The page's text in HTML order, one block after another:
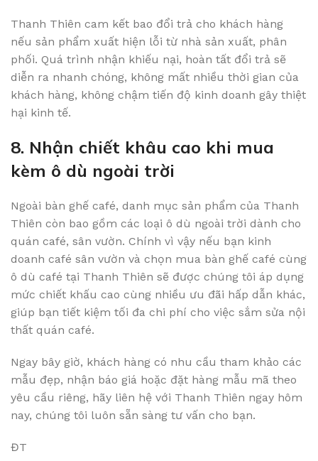
Thanh Thiên cam kết bao đổi trả cho khách hàng
nếu sản phẩm xuất hiện lỗi từ nhà sản xuất, phân
phối. Quá trình nhận khiếu nại, hoàn tất đổi trả sẽ
diễn ra nhanh chóng, không mất nhiều thời gian của
khách hàng, không chậm tiến độ kinh doanh gây thiệt
hại kinh tế.
8. Nhận chiết khâu cao khi mua
kèm ô dù ngoài trời
Ngoài bàn ghế café, danh mục sản phẩm của Thanh
Thiên còn bao gồm các loại ô dù ngoài trời dành cho
quán café, sân vườn. Chính vì vậy nếu bạn kinh
doanh café sân vườn và chọn mua bàn ghế café cùng
ô dù café tại Thanh Thiên sẽ được chúng tôi áp dụng
mức chiết khấu cao cùng nhiều ưu đãi hấp dẫn khác,
giúp bạn tiết kiệm tối đa chi phí cho việc sắm sửa nội
thất quán café.
Ngay bây giờ, khách hàng có nhu cầu tham khảo các
mẫu đẹp, nhận báo giá hoặc đặt hàng mẫu mã theo
yêu cầu riêng, hãy liên hệ với Thanh Thiên ngay hôm
nay, chúng tôi luôn sẵn sàng tư vấn cho bạn.
ĐT